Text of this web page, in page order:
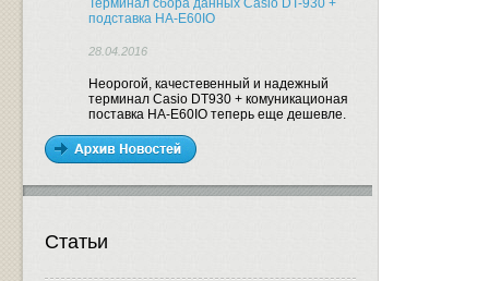
Терминал сбора данных Casio DT-930 +
подставка HA-E60IO
28.04.2016
Неорогой, качестевенный и надежный
терминал Casio DT930 + комуникационая
поставка HA-E60IO теперь еще дешевле.
Статьи